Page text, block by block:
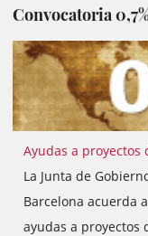
Convocatoria
Ayudas a
La Junta de
Barcelona acuerda
ayudas a proyectos